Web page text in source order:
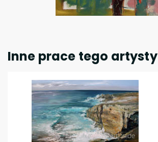
Inne prace tego artysty